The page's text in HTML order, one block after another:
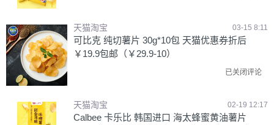
天猫淘宝 03-15 8:11
可比克 纯切薯片 30g*10包 天猫优惠券折后
￥19.9包邮（￥29.9-10）
已关闭评论
天猫淘宝 02-19 12:17
Calbee 卡乐比 韩国进口 海太蜂蜜黄油薯片